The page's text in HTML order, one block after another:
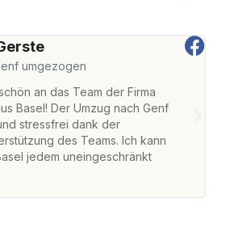
umgezogen
an das Team der Firma
Basel! Der Umzug nach Genf
stressfrei dank der
des Teams. Ich kann
jedem uneingeschränkt